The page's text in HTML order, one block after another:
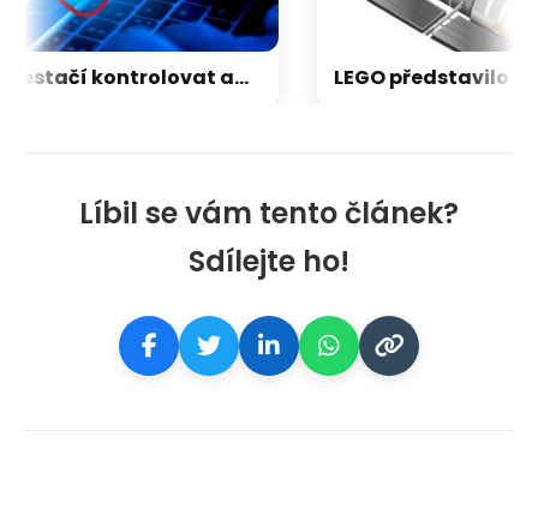
Líbil se vám tento článek?
Sdílejte ho!
Nestačí kontrolovat adresu webu. Nový útok na Microsoft využívá oficiální portál